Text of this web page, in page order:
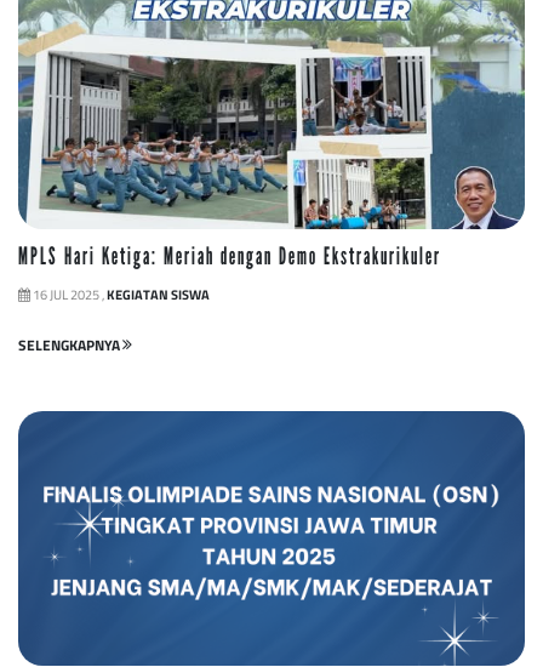
MPLS Hari Ketiga: Meriah dengan Demo Ekstrakurikuler
16 JUL 2025 ,KEGIATAN SISWA
SELENGKAPNYA